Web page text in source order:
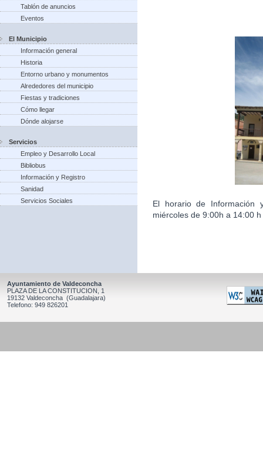
Tablón de anuncios
Eventos
El Municipio
Información general
Historia
Entorno urbano y monumentos
Alrededores del municipio
Fiestas y tradiciones
Cómo llegar
Dónde alojarse
Servicios
Empleo y Desarrollo Local
Bibliobus
Información y Registro
Sanidad
Servicios Sociales
El horario de Información
miércoles de 9:00h a 14:00
Ayuntamiento de Valdeconcha
PLAZA DE LA CONSTITUCION, 1
19132 Valdeconcha (Guadalajara)
Telefono: 949 826201